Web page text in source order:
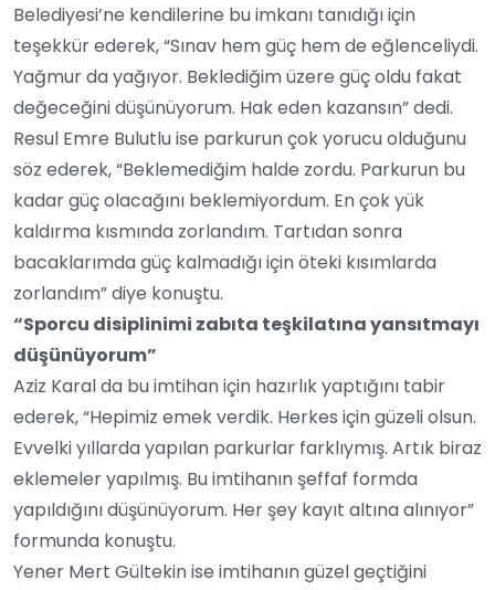
Belediyesi’ne kendilerine bu imkanı tanıdığı için
teşekkür ederek, “Sınav hem güç hem de eğlenceliydi.
Yağmur da yağıyor. Beklediğim üzere güç oldu fakat
değeceğini düşünüyorum. Hak eden kazansın” dedi.
Resul Emre Bulutlu ise parkurun çok yorucu olduğunu
söz ederek, “Beklemediğim halde zordu. Parkurun bu
kadar güç olacağını beklemiyordum. En çok yük
kaldırma kısmında zorlandım. Tartıdan sonra
bacaklarımda güç kalmadığı için öteki kısımlarda
zorlandım” diye konuştu.
“Sporcu disiplinimi zabıta teşkilatına yansıtmayı
düşünüyorum”
Aziz Karal da bu imtihan için hazırlık yaptığını tabir
ederek, “Hepimiz emek verdik. Herkes için güzeli olsun.
Evvelki yıllarda yapılan parkurlar farklıymış. Artık biraz
eklemeler yapılmış. Bu imtihanın şeffaf formda
yapıldığını düşünüyorum. Her şey kayıt altına alınıyor”
formunda konuştu.
Yener Mert Gültekin ise imtihanın güzel geçtiğini